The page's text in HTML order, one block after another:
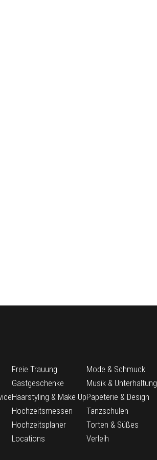
Freie Trauung
Gastgeschenke
Haarstyling & Make Up
Hochzeitsmessen
Hochzeitsplaner
Locations
Mode & Schmuck
Musik & Unterhaltung
Papeterie & Design
Tanzschulen
Torten & Süßes
Verleih